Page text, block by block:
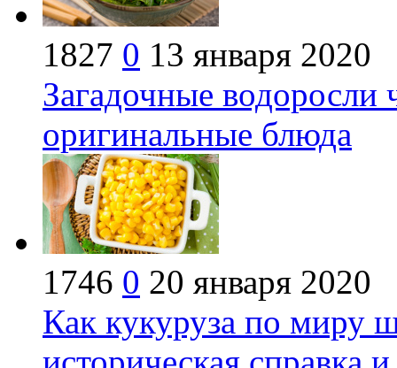
1827 0 13 января 2020
Загадочные водоросли
оригинальные блюда
1746 0 20 января 2020
Как кукуруза по миру